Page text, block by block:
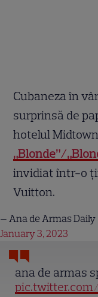
Cubaneza în
surprinsă de
hotelul
„Blonde”/
invidiat într-o
Vuitton.
ana de armas
— Ana de Armas
January 3, 2023